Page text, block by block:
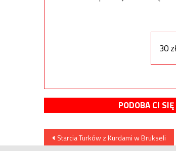
30
PODOBA CI
Nawigacja
Starcia Turków z Kurdami w Brukseli